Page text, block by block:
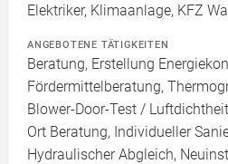
Elektriker, Klimaanlage, KFZ
ANGEBOTENE TÄTIGKEITEN
Beratung, Erstellung
Fördermittelberatung,
Blower-Door-Test /
Ort Beratung, Individueller
Hydraulischer Abgleich,